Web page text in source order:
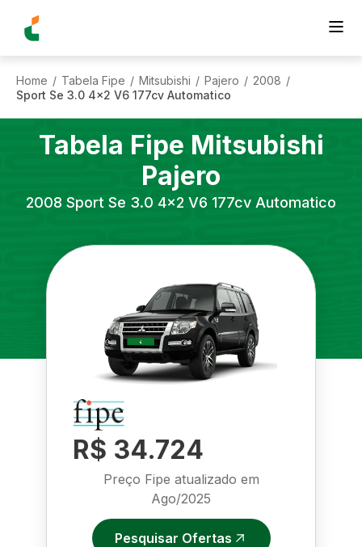
Home / Tabela Fipe / Mitsubishi / Pajero / 2008 /
Sport Se 3.0 4x2 V6 177cv Automatico
Tabela Fipe Mitsubishi
Pajero
2008 Sport Se 3.0 4x2 V6 177cv Automatico
R$ 34.724
Preço Fipe atualizado em
Ago/2025
Pesquisar Ofertas